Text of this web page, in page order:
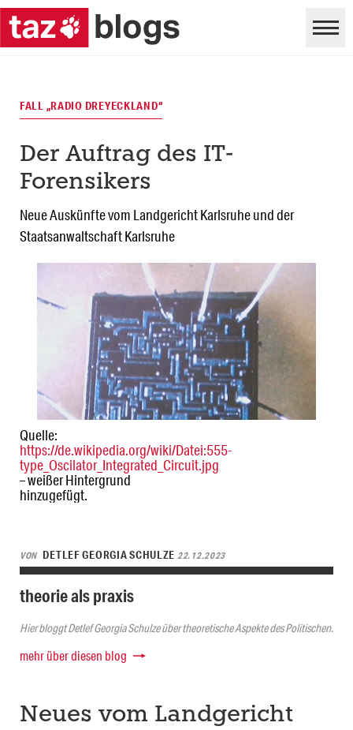
Quelle:
https://de.wikipedia.org/wiki/Datei:555-
type_Oscilator_Integrated_Circuit.jpg
– weißer Hintergrund
hinzugefügt.
FALL „RADIO DREYECKLAND“
Der Auftrag des IT-
Forensikers
Neue Auskünfte vom Landgericht Karlsruhe und der
Staatsanwaltschaft Karlsruhe
VON DETLEF GEORGIA SCHULZE 22.12.2023
theorie als praxis
Hier bloggt Detlef Georgia Schulze über theoretische Aspekte des Politischen.
mehr über diesen blog
Neues vom Landgericht